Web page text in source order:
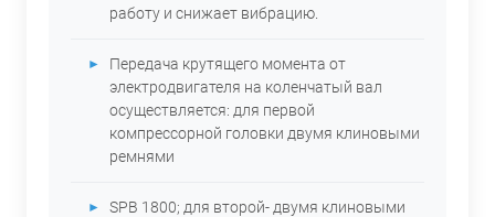
работу и снижает вибрацию.
Передача крутящего момента от
электродвигателя на коленчатый вал
осуществляется: для первой
компрессорной головки двумя клиновыми
ремнями
SPB 1800; для второй- двумя клиновыми